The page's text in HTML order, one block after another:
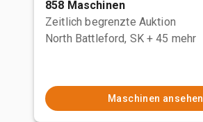
858 Maschinen
Zeitlich begrenzte Auktion
North Battleford, SK + 45 mehr
Maschinen ansehen